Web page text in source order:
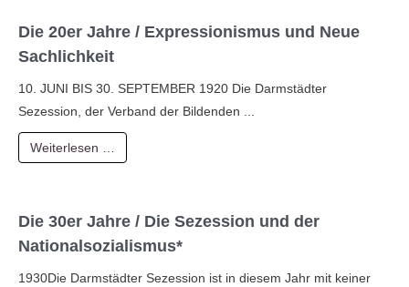
Die 20er Jahre / Expressionismus und Neue
Sachlichkeit
10. JUNI BIS 30. SEPTEMBER 1920 Die Darmstädter
Sezession, der Verband der Bildenden ...
Weiterlesen …
Die 30er Jahre / Die Sezession und der
Nationalsozialismus*
1930Die Darmstädter Sezession ist in diesem Jahr mit keiner